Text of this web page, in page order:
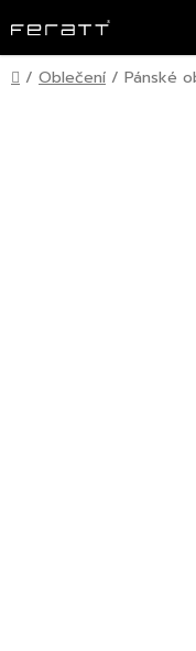
na
obsah
Domů
/ Oblečení / Pánské